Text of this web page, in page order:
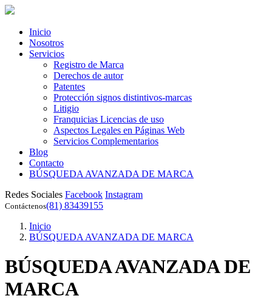
Inicio
Nosotros
Servicios
Registro de Marca
Derechos de autor
Patentes
Protección signos distintivos-marcas
Litigio
Franquicias Licencias de uso
Aspectos Legales en Páginas Web
Servicios Complementarios
Blog
Contacto
BÚSQUEDA AVANZADA DE MARCA
Redes Sociales Facebook Instagram
Contáctenos(81) 83439155
Inicio
BÚSQUEDA AVANZADA DE MARCA
BÚSQUEDA AVANZADA DE
MARCA